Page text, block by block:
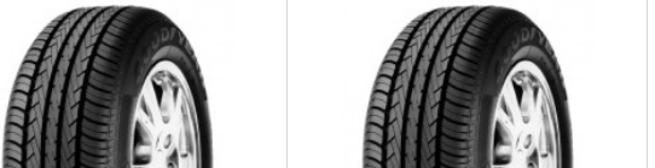
837 Dhs 955 Dhs